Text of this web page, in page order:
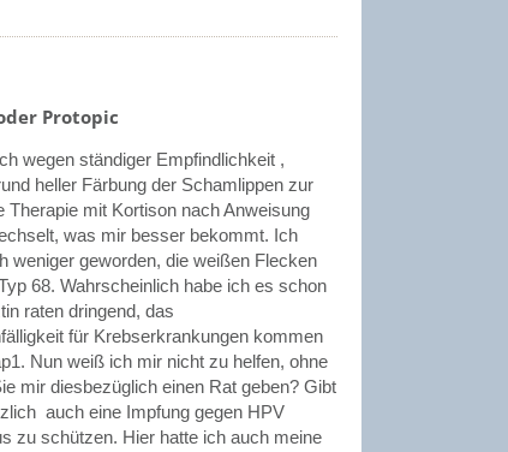
Protopic
wegen ständiger Empfindlichkeit ,
heller Färbung der Schamlippen zur
mit Kortison nach Anweisung
was mir besser bekommt. Ich
weniger geworden, die weißen Flecken
68. Wahrscheinlich habe ich es schon
raten dringend, das
für Krebserkrankungen kommen
Nun weiß ich mir nicht zu helfen, ohne
mir diesbezüglich einen Rat geben? Gibt
auch eine Impfung gegen HPV
zu schützen. Hier hatte ich auch meine